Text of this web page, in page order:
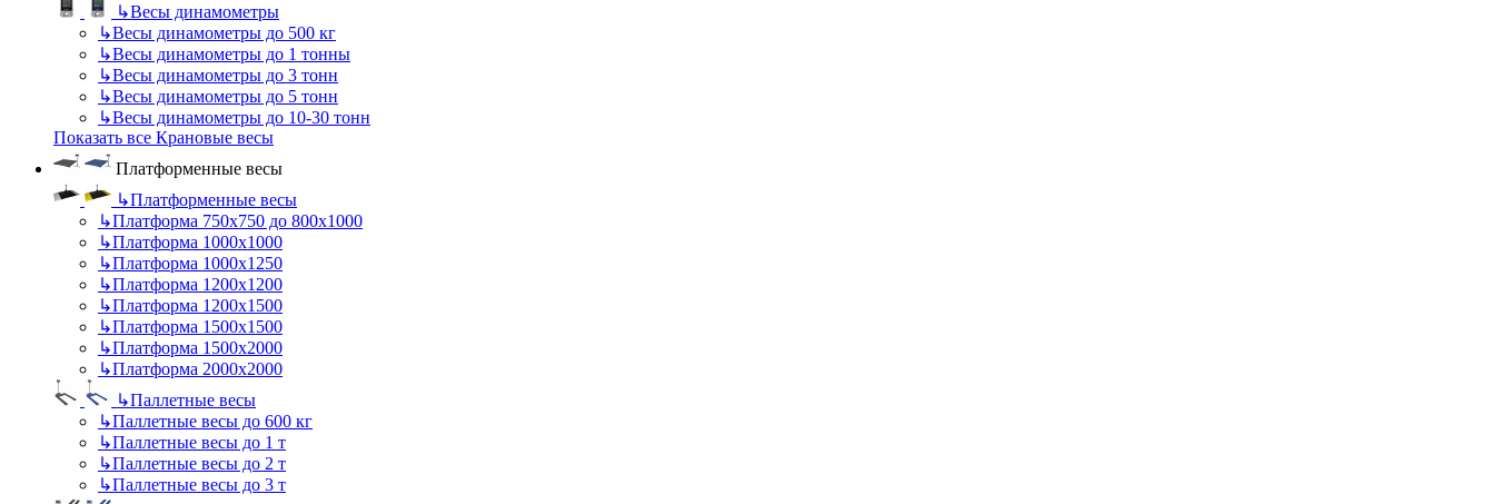
↳Весы динамометры
↳Весы динамометры до 500 кг
↳Весы динамометры до 1 тонны
↳Весы динамометры до 3 тонн
↳Весы динамометры до 5 тонн
↳Весы динамометры до 10-30 тонн
Показать все Крановые весы
Платформенные весы
↳Платформенные весы
↳Платформа 750х750 до 800х1000
↳Платформа 1000х1000
↳Платформа 1000х1250
↳Платформа 1200х1200
↳Платформа 1200х1500
↳Платформа 1500х1500
↳Платформа 1500х2000
↳Платформа 2000х2000
↳Паллетные весы
↳Паллетные весы до 600 кг
↳Паллетные весы до 1 т
↳Паллетные весы до 2 т
↳Паллетные весы до 3 т